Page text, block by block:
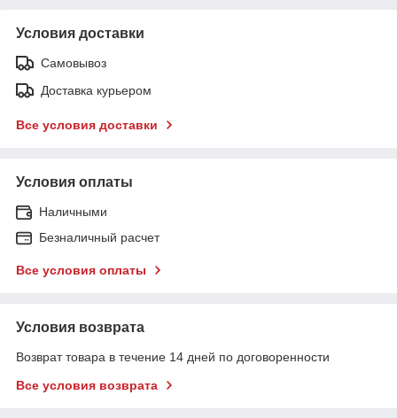
Условия доставки
Самовывоз
Доставка курьером
Все условия доставки
Условия оплаты
Наличными
Безналичный расчет
Все условия оплаты
Условия возврата
Возврат товара в течение 14 дней по договоренности
Все условия возврата